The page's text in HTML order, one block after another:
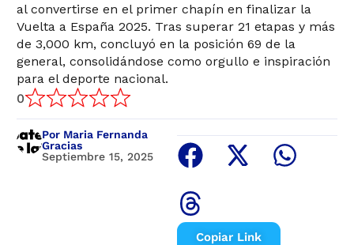
al convertirse en el primer chapín en finalizar la
Vuelta a España 2025. Tras superar 21 etapas y más
de 3,000 km, concluyó en la posición 69 de la
general, consolidándose como orgullo e inspiración
para el deporte nacional.
0
Por Maria Fernanda
Gracias
Septiembre 15, 2025
Copiar Link